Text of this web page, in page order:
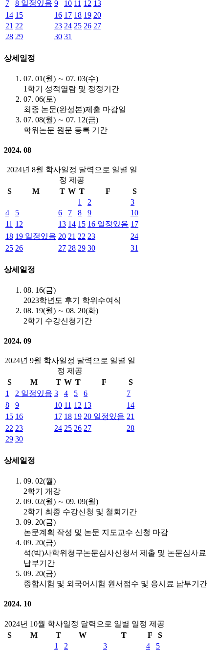
7 8 일정있음 9 10 11 12 13
14 15 16 17 18 19 20
21 22 23 24 25 26 27
28 29 30 31
상세일정
07. 01(월) ∼ 07. 03(수)
1학기 성적열람 및 정정기간
07. 06(토)
최종 논문(완성본)제출 마감일
07. 08(월) ∼ 07. 12(금)
학위논문 원문 등록 기간
2024. 08
2024년 8월 학사일정 달력으로 일별 일
정 제공
S
M T W T F
S
1
2
3
4
5 6 7 8 9
10
11 12 13 14 15 16 일정있음 17
18 19 일정있음 20 21 22 23
24
25 26 27 28 29 30 31
상세일정
08. 16(금)
2023학년도 후기 학위수여식
08. 19(월) ∼ 08. 20(화)
2학기 수강신청기간
2024. 09
2024년 9월 학사일정 달력으로 일별 일
정 제공
S
M T W T F
S
1
2 일정있음 3 4 5 6
7
8
9 10 11 12 13
14
15 16 17 18 19 20 일정있음 21
22 23 24 25 26 27
28
29 30
상세일정
09. 02(월)
2학기 개강
09. 02(월) ∼ 09. 09(월)
2학기 최종 수강신청 및 철회기간
09. 20(금)
논문계획 작성 및 논문 지도교수 신청 마감
09. 20(금)
석(박)사학위청구논문심사신청서 제출 및 논문심사료
납부기간
09. 20(금)
종합시험 및 외국어시험 원서접수 및 응시료 납부기간
2024. 10
2024년 10월 학사일정 달력으로 일별 일정 제공
S
M T W T F
S
1
2 3 4
5